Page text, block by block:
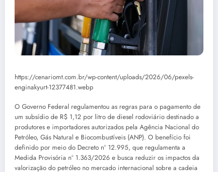
https://cenariomt.com.br/wp-content/uploads/2026/06/pexels-
enginakyurt-12377481.webp
O Governo Federal regulamentou as regras para o pagamento de
um subsídio de R$ 1,12 por litro de diesel rodoviário destinado a
produtores e importadores autorizados pela Agência Nacional do
Petróleo, Gás Natural e Biocombustíveis (ANP). O benefício foi
definido por meio do Decreto nº 12.995, que regulamenta a
Medida Provisória nº 1.363/2026 e busca reduzir os impactos da
valorização do petróleo no mercado internacional sobre a cadeia